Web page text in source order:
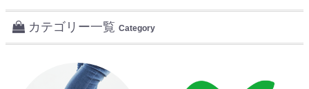
カテゴリー一覧 Category